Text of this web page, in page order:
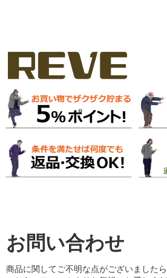
お問い合わせ
商品に関してご不明な点がございましたら